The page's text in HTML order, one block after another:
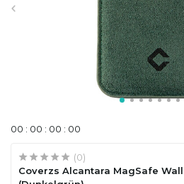
00 : 00 : 00 : 00
(0)
Coverzs Alcantara MagSafe